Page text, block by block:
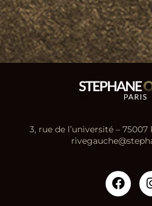
3, rue de l’université – 75007